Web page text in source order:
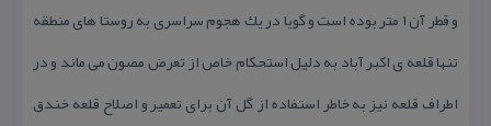
و قطر آن ۱ متر بوده است و گویا در یك هجوم سراسری به روستا های منطقه
تنها قلعه ی اكبر آباد به دلیل استحكام خاص از تعرض مصون می ماند و در
اطراف قلعه نیز به خاطر استفاده از گل آن برای تعمیر و اصلاح قلعه خندق